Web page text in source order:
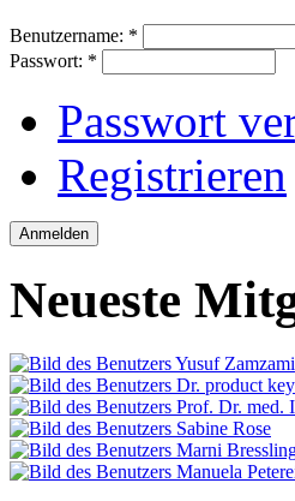
Benutzername: *
Passwort: *
Passwort
Registrieren
Neueste